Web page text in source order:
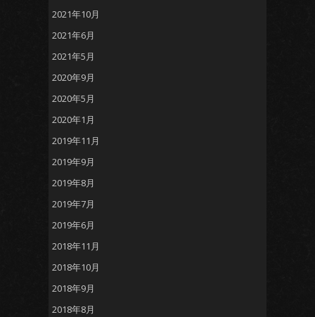
2021年10月
2021年6月
2021年5月
2020年9月
2020年5月
2020年1月
2019年11月
2019年9月
2019年8月
2019年7月
2019年6月
2018年11月
2018年10月
2018年9月
2018年8月